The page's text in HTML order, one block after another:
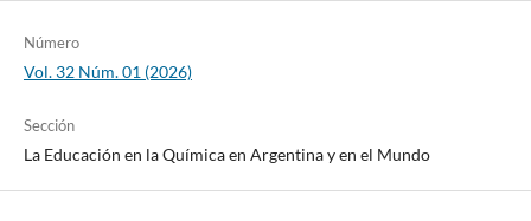
Número
Vol. 32 Núm. 01 (2026)
Sección
La Educación en la Química en Argentina y en el Mundo